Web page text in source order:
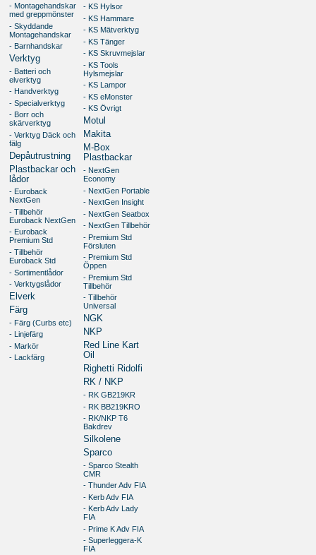
- Montagehandskar
med greppmönster
- Skyddande
Montagehandskar
- Barnhandskar
Verktyg
- Batteri och
elverktyg
- Handverktyg
- Specialverktyg
- Borr och
skärverktyg
- Verktyg Däck och
fälg
Depåutrustning
Plastbackar och
lådor
- Euroback
NextGen
- Tillbehör
Euroback NextGen
- Euroback
Premium Std
- Tillbehör
Euroback Std
- Sortimentlådor
- Verktygslådor
Elverk
Färg
- Färg (Curbs etc)
- Linjefärg
- Markör
- Lackfärg
- KS Hylsor
- KS Hammare
- KS Mätverktyg
- KS Tänger
- KS Skruvmejslar
- KS Tools
Hylsmejslar
- KS Lampor
- KS eMonster
- KS Övrigt
Motul
Makita
M-Box
Plastbackar
- NextGen
Economy
- NextGen Portable
- NextGen Insight
- NextGen Seatbox
- NextGen Tillbehör
- Premium Std
Försluten
- Premium Std
Öppen
- Premium Std
Tillbehör
- Tillbehör
Universal
NGK
NKP
Red Line Kart
Oil
Righetti Ridolfi
RK / NKP
- RK GB219KR
- RK BB219KRO
- RK/NKP T6
Bakdrev
Silkolene
Sparco
- Sparco Stealth
CMR
- Thunder Adv FIA
- Kerb Adv FIA
- Kerb Adv Lady
FIA
- Prime K Adv FIA
- Superleggera-K
FIA